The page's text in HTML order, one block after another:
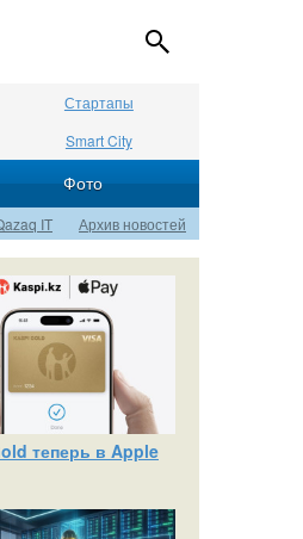
Стартапы
Smart City
Фото
IT Архив новостей
теперь в Apple